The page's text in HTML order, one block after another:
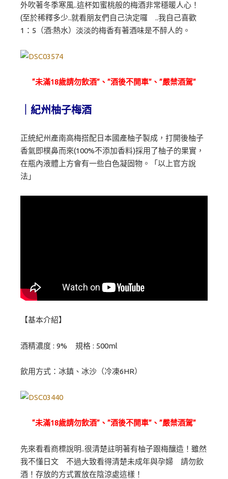
外吹著冬季寒風..這杯如蜜桃般的梅酒非常穩暖人心！
(至於稀釋多少..就看朋友們自己決定囉 ..我自己喜歡
1：5（酒:熱水）淡淡的梅香有著酒味是不醉人的。
“未滿18歲請勿飲酒”、”酒後不開車”、”嚴禁酒駕”
｜紀州柚子梅酒
正統紀州產南高梅搭配日本國產柚子製成，打開後柚子
香氣即樸鼻而來(100%不添加香料)採用了柚子的果實，
在瓶內液體上方會有一些白色凝固物。「以上官方說
法」
【基本介紹】
酒精濃度 : 9% 規格 : 500ml
飲用方式：冰鎮、冰沙（冷凍6HR）
“未滿18歲請勿飲酒”、”酒後不開車”、”嚴禁酒駕”
先來看看商標說明..很清楚註明著有柚子跟梅釀造！雖然
我不懂日文 不過大致看得清楚未成年與孕婦 請勿飲
酒！存放的方式置放在陰涼處這樣！